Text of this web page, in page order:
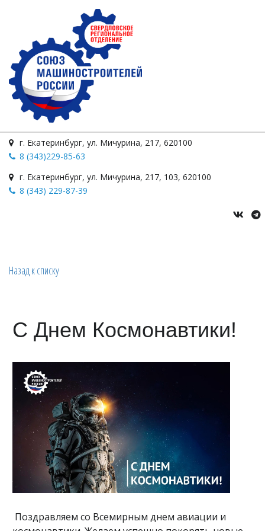
г. Екатеринбург, ул. Мичурина, 217, 620100
8 (343)229-85-63
г. Екатеринбург, ул. Мичурина, 217, 103, 620100
8 (343) 229-87-39
Назад к списку
С Днем Космонавтики!
Поздравляем со Всемирным днем авиации и